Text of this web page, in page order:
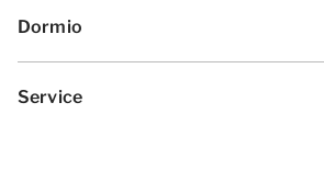
Dormio
Service